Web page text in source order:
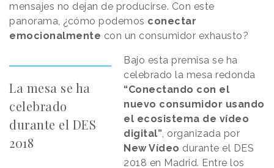
mensajes no dejan de producirse. Con este
panorama, ¿cómo podemos conectar
emocionalmente con un consumidor exhausto?
La mesa se ha
celebrado
durante el DES
2018
Bajo esta premisa se ha
celebrado la mesa redonda
“Conectando con el
nuevo consumidor usando
el ecosistema de vídeo
digital”, organizada por
New Vídeo durante el DES
2018 en Madrid. Entre los